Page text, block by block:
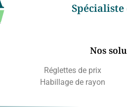
Nos
Réglettes de prix
Habillage de rayon